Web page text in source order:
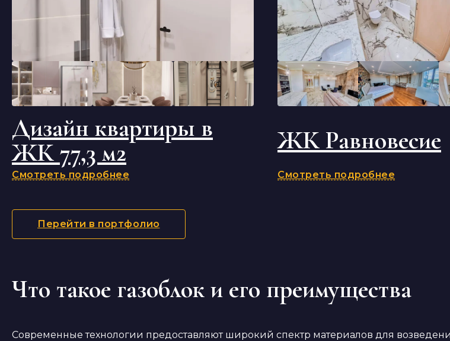
Дизайн квартиры в
ЖК 77,3 м2
Смотреть подробнее
ЖК Равновесие
Смотреть подробнее
Перейти в портфолио
Что такое газоблок и его преимущества
Современные технологии предоставляют широкий спектр материалов для